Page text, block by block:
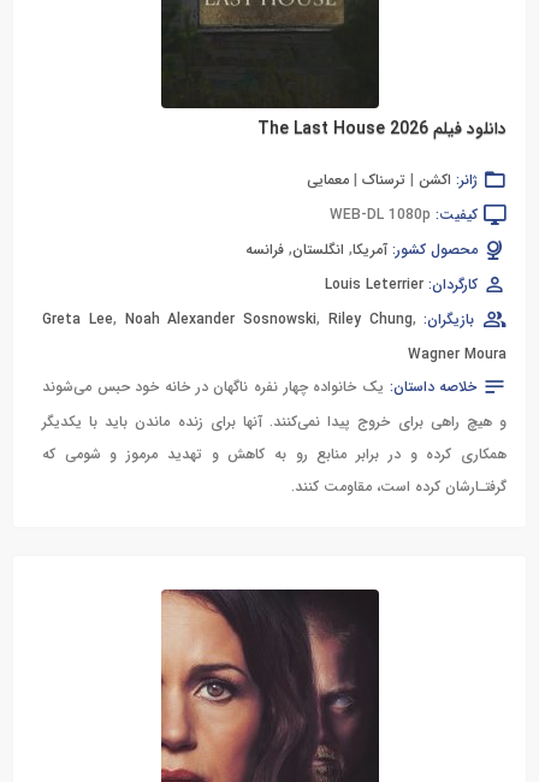
دانلود فیلم The Last House 2026
ژانر: اکشن | ترسناک | معمایی
کیفیت: WEB-DL 1080p
محصول کشور: آمریکا, انگلستان, فرانسه
کارگردان: Louis Leterrier
بازیگران:
Greta Lee, Noah Alexander Sosnowski, Riley Chung,
Wagner Moura
خلاصه داستان: یک خانواده چهار نفره ناگهان در خانه خود حبس می‌شوند
و هیچ راهی برای خروج پیدا نمی‌کنند. آنها برای زنده ماندن باید با یکدیگر
همکاری کرده و در برابر منابع رو به کاهش و تهدید مرموز و شومی که
گرفتـارشان کرده است، مقاومت کنند.